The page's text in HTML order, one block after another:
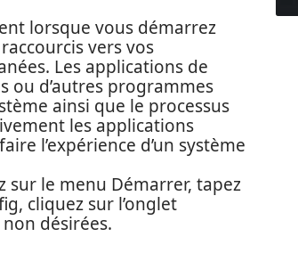
lorsque vous démarrez
vers vos
Les applications de
d’autres programmes
ainsi que le processus
les applications
l’expérience d’un système
sur le menu Démarrer, tapez
cliquez sur l’onglet
désirées.